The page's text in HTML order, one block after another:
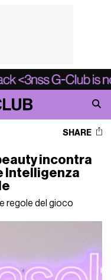
SHARE
incontra
Intelligenza
regole del gioco